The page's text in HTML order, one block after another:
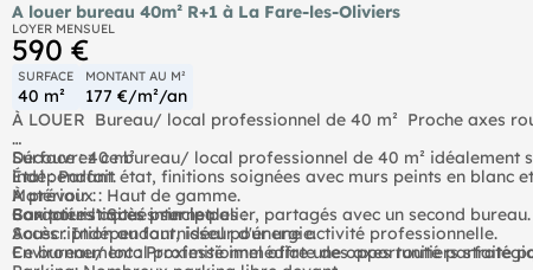
A louer bureau 40m² R+1 à La Fare-les-Oliviers
LOYER MENSUEL
590 €
SURFACE
40 m²
MONTANT AU M²
177 €/m²/an
À LOUER  Bureau/ local professionnel de 40 m²  Proche axes
Découvrez ce bureau/ local professionnel de 40 m² idéalement
indépendant.
Caractéristiques principales :
Surface : 40 m²
État : Parfait état, finitions soignées avec murs peints en blanc
Matériaux : Haut de gamme.
Sanitaires : Situés sur le palier, partagés avec un second bureau.
Accès : Indépendant, idéal pour une activité professionnelle.
Environnement : Proximité immédiate des axes routiers
À prévoir :
Box pour l'accès internet
Souscription au fournisseur d'énergie.
Ce bureau/ local professionnel offre une opportunité parfaite